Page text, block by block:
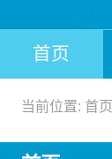
首页
当前位置: 首页